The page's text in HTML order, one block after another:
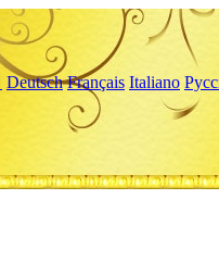
Deutsch Français Italiano